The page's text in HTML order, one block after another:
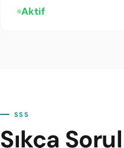
Aktif
SSS
Sıkça